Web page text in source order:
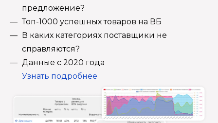
предложение?
Топ-1000 успешных товаров на ВБ
В каких категориях поставщики не
справляются?
Данные с 2020 года
Узнать подробнее